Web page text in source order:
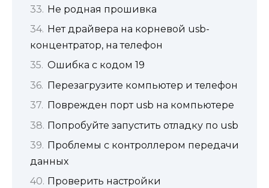
Не родная прошивка
Нет драйвера на корневой usb-
концентратор, на телефон
Ошибка с кодом 19
Перезагрузите компьютер и телефон
Поврежден порт usb на компьютере
Попробуйте запустить отладку по usb
Проблемы с контроллером передачи
данных
Проверить настройки